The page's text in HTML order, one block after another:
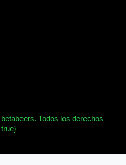
Todos los derechos